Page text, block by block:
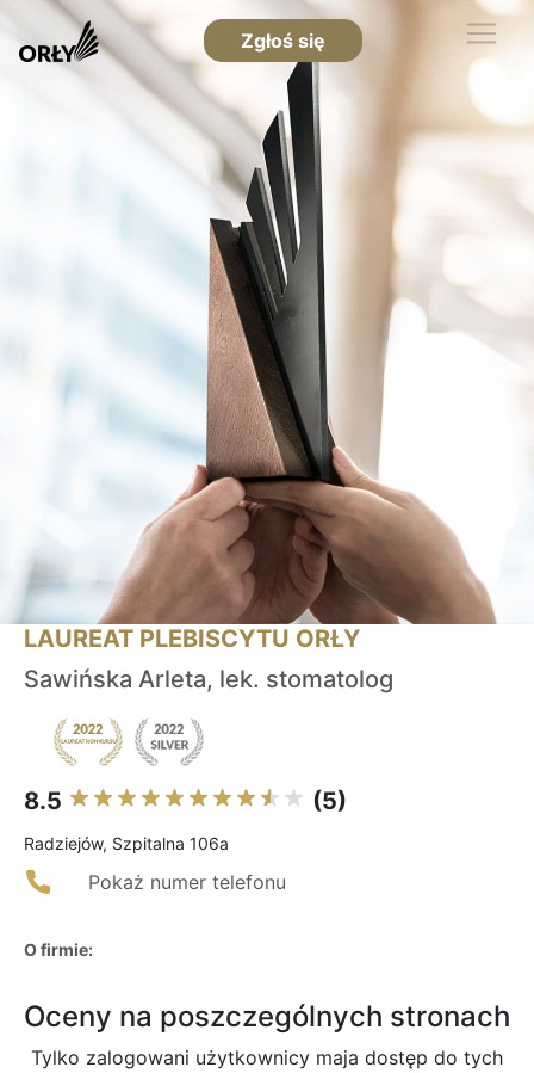
Zgłoś się
LAUREAT PLEBISCYTU ORŁY
Sawińska Arleta, lek. stomatolog
8.5 (5)
Radziejów, Szpitalna 106a
Pokaż numer telefonu
O firmie:
Oceny na poszczególnych stronach
Tylko zalogowani użytkownicy maja dostęp do tych